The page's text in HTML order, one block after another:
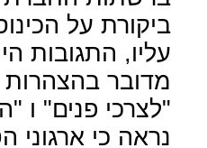
ביקורת על
עליו, התגובות
מדובר בהצהרות
"לצרכי פנים" ו
נראה כי ארגוני